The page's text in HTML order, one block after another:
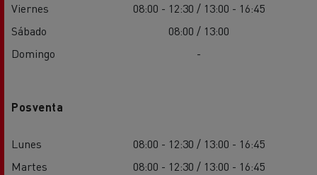
Viernes
08:00 - 12:30 / 13:00 - 16:45
Sábado
08:00 / 13:00
Domingo
-
Posventa
Lunes
08:00 - 12:30 / 13:00 - 16:45
Martes
08:00 - 12:30 / 13:00 - 16:45